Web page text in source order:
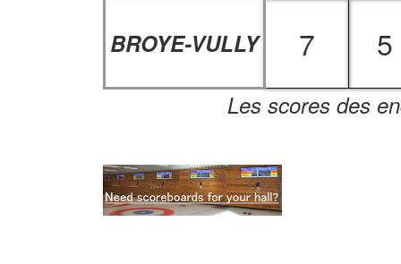
BROYE-VULLY 7 5
Les scores des